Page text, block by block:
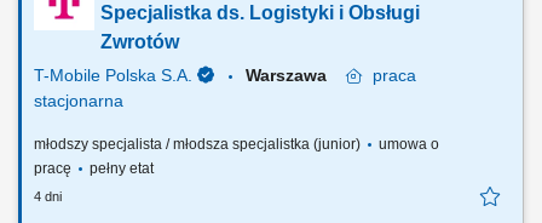
pozostałych specjalistów ds. zakupów w regionach; współpraca z
regionami; praca z bieżącymi projektami Co jest dla...
Specjalistka ds. Logistyki i Obsługi
Zwrotów
T-Mobile Polska S.A. Warszawa
praca
stacjonarna
młodszy specjalista / młodsza specjalistka (junior)
umowa o
pracę
pełny etat
4 dni